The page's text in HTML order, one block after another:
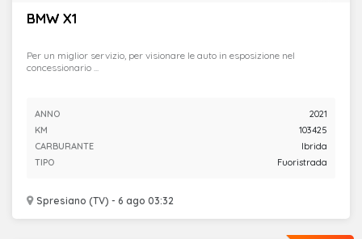
BMW X1
Spresiano (TV) - 6 ago 03:32
Per un miglior servizio, per visionare le auto in esposizione nel
concessionario ...
ANNO
2021
KM
103425
CARBURANTE
Ibrida
TIPO
Fuoristrada